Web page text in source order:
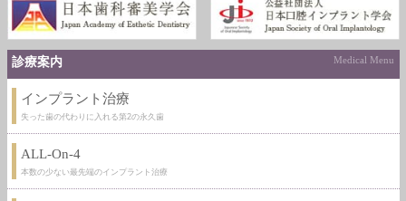
診療案内 Medical Menu
インプラント治療
失った歯の代わりに入れる第2の永久歯
ALL-On-4
本数の少ない最先端のインプラント治療